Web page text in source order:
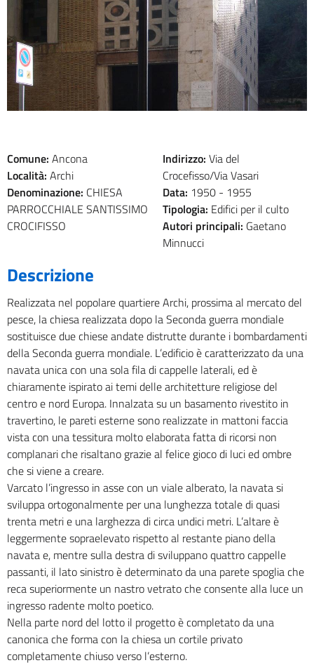
Comune: Ancona
Località: Archi
Denominazione: CHIESA
PARROCCHIALE SANTISSIMO
CROCIFISSO
Indirizzo: Via del
Crocefisso/Via Vasari
Data: 1950 - 1955
Tipologia: Edifici per il culto
Autori principali:
Minnucci
Descrizione
Realizzata nel popolare quartiere Archi, prossima al mercato del
pesce, la chiesa realizzata dopo la Seconda guerra mondiale
sostituisce due chiese andate distrutte durante i bombardamenti
della Seconda guerra mondiale. L’edificio è caratterizzato da una
navata unica con una sola fila di cappelle laterali, ed è
chiaramente ispirato ai temi delle architetture religiose del
centro e nord Europa. Innalzata su un basamento rivestito in
travertino, le pareti esterne sono realizzate in mattoni faccia
vista con una tessitura molto elaborata fatta di ricorsi non
complanari che risaltano grazie al felice gioco di luci ed ombre
che si viene a creare.
Varcato l’ingresso in asse con un viale alberato, la navata si
sviluppa ortogonalmente per una lunghezza totale di quasi
trenta metri e una larghezza di circa undici metri. L’altare è
leggermente sopraelevato rispetto al restante piano della
navata e, mentre sulla destra di sviluppano quattro cappelle
passanti, il lato sinistro è determinato da una parete spoglia che
reca superiormente un nastro vetrato che consente alla luce un
ingresso radente molto poetico.
Nella parte nord del lotto il progetto è completato da una
canonica che forma con la chiesa un cortile privato
completamente chiuso verso l’esterno.